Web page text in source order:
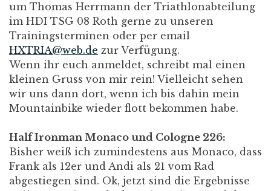
um Thomas Herrmann der Triathlonabteilung
im HDI TSG 08 Roth gerne zu unseren
Trainingsterminen oder per email
HXTRIA@web.de zur Verfügung.
Wenn ihr euch anmeldet, schreibt mal einen
kleinen Gruss von mir rein! Vielleicht sehen
wir uns dann dort, wenn ich bis dahin mein
Mountainbike wieder flott bekommen habe.
Half Ironman Monaco und Cologne 226:
Bisher weiß ich zumindestens aus Monaco, dass
Frank als 12er und Andi als 21 vom Rad
abgestiegen sind. Ok, jetzt sind die Ergebnisse